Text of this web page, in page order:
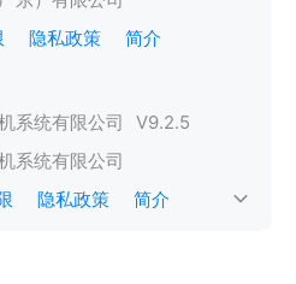
隐私政策 简介
系统有限公司 V9.2.5
系统有限公司
隐私政策 简介